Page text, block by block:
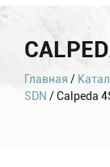
Главная /
SDN / Calpeda